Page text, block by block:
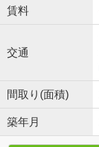
賃料
交通
間取り(面積)
築年月